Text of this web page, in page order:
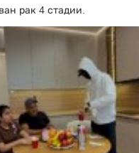
рак 4 стадии.